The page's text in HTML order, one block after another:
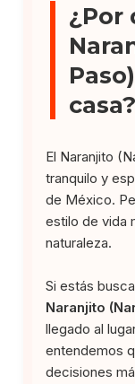
¿Por
casa?
El Naranjito
tranquilo y
de México.
estilo de vida
naturaleza.
Si estás
Naranjito
llegado al
entendemos
decisiones